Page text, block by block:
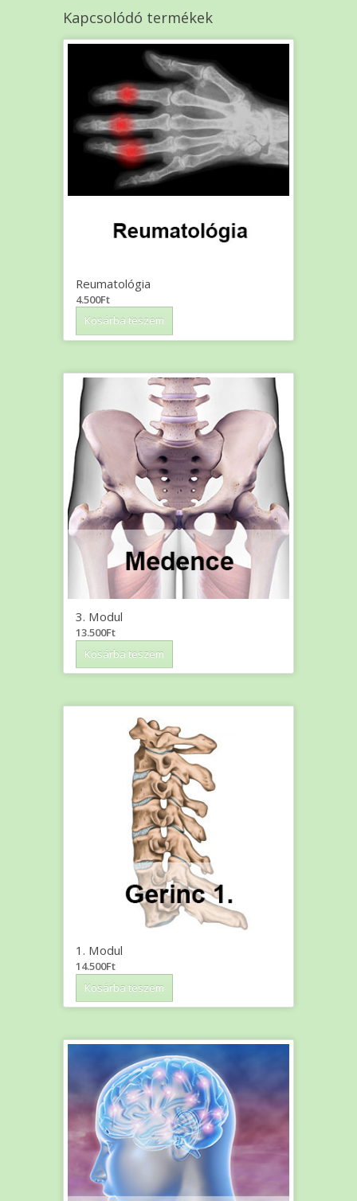
Kapcsolódó termékek
Reumatológia
4.500Ft
Kosárba teszem
3. Modul
13.500Ft
Kosárba teszem
1. Modul
14.500Ft
Kosárba teszem